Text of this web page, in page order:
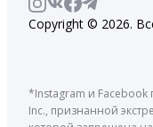
Copyright © 2026.
*Instagram и
Inc., признанной